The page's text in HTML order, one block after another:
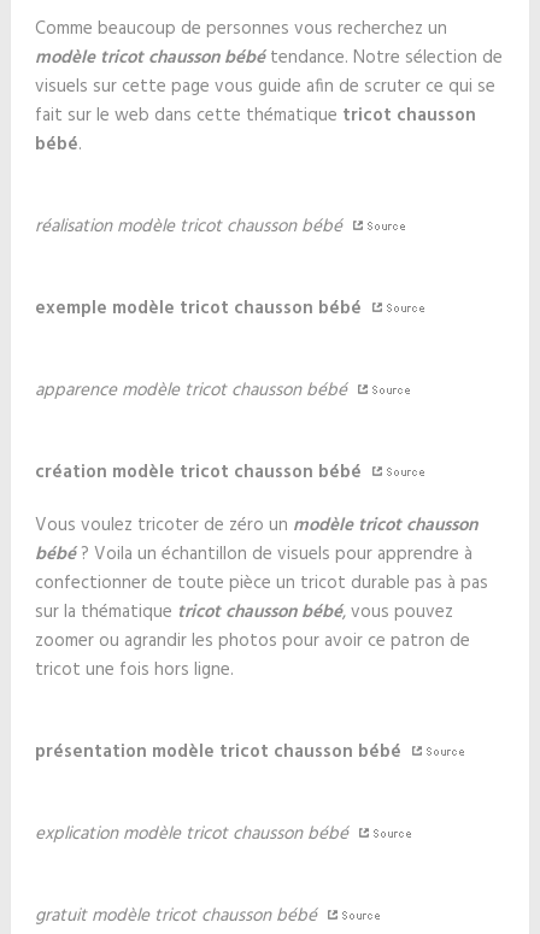
Comme beaucoup de personnes vous recherchez un
modèle tricot chausson bébétendance. Notre sélection de
visuels sur cette page vous guide afin de scruter ce qui se
fait sur le web dans cette thématique tricot chausson
bébé.
réalisation modèle tricot chausson bébé
exemple modèle tricot chausson bébé
apparence modèle tricot chausson bébé
création modèle tricot chausson bébé
Vous voulez tricoter de zéro un modèle tricot chausson
bébé? Voila un échantillon de visuels pour apprendre à
confectionner de toute pièce un tricot durable pas à pas
sur la thématique tricot chausson bébé, vous pouvez
zoomer ou agrandir les photos pour avoir ce patron de
tricot une fois hors ligne.
présentation modèle tricot chausson bébé
explication modèle tricot chausson bébé
gratuit modèle tricot chausson bébé